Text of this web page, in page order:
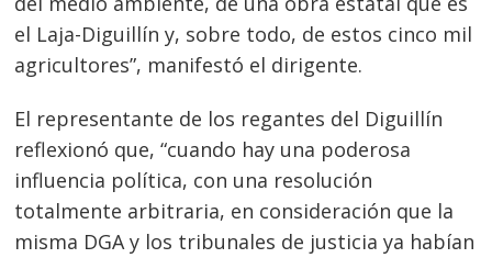
el Laja-Diguillín y, sobre todo, de estos cinco mil
agricultores”, manifestó el dirigente.
El representante de los regantes del Diguillín
reflexionó que, “cuando hay una poderosa
influencia política, con una resolución
totalmente arbitraria, en consideración que la
misma DGA y los tribunales de justicia ya habían